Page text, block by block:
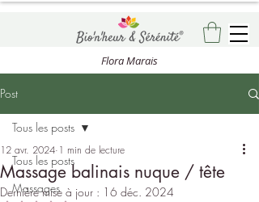
Flora Marais
Post
Tous les posts
Massages
Tous les posts
Massage balinais nuque / tête
12 avr. 2024 1 min de lecture
Dernière mise à jour : 16 déc. 2024